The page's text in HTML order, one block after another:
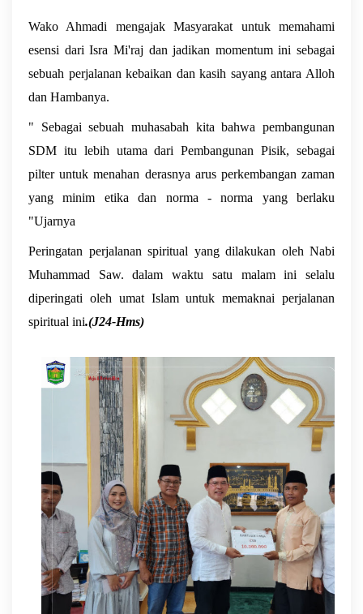
Wako Ahmadi mengajak Masyarakat untuk memahami
esensi dari Isra Mi'raj dan jadikan momentum ini sebagai
sebuah perjalanan kebaikan dan kasih sayang antara Alloh
dan Hambanya.
" Sebagai sebuah muhasabah kita bahwa pembangunan
SDM itu lebih utama dari Pembangunan Pisik, sebagai
pilter untuk menahan derasnya arus perkembangan zaman
yang minim etika dan norma - norma yang berlaku
"Ujarnya
Peringatan perjalanan spiritual yang dilakukan oleh Nabi
Muhammad Saw. dalam waktu satu malam ini selalu
diperingati oleh umat Islam untuk memaknai perjalanan
spiritual ini.(J24-Hms)